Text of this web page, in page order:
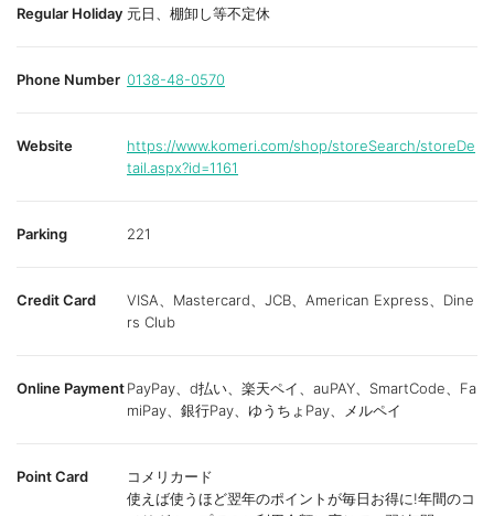
Regular Holiday 元日、棚卸し等不定休
Phone Number 0138-48-0570
Website
https://www.komeri.com/shop/storeSearch/storeDe
tail.aspx?id=1161
Parking 221
Credit Card
VISA、Mastercard、JCB、American Express、Dine
rs Club
Online PaymentPayPay、d払い、楽天ペイ、auPAY、SmartCode、Fa
miPay、銀行Pay、ゆうちょPay、メルペイ
Point Card
コメリカード
使えば使うほど翌年のポイントが毎日お得に!年間のコ